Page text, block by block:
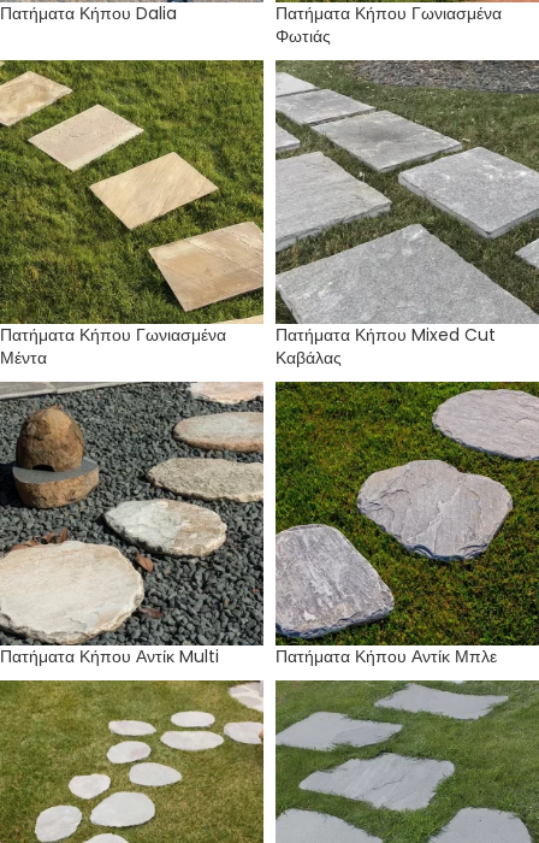
Πατήματα Κήπου Dalia
Πατήματα Κήπου Γωνιασμένα
Φωτιάς
Πατήματα Κήπου Γωνιασμένα
Μέντα
Πατήματα Κήπου Mixed Cut
Καβάλας
Πατήματα Κήπου Αντίκ Multi Πατήματα Κήπου Αντίκ Μπλε